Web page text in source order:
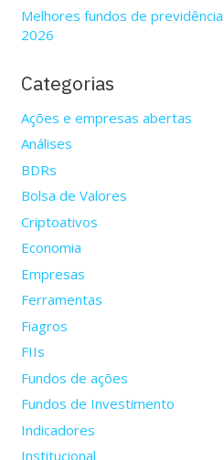
Melhores fundos de
2026
Categorias
Ações e empresas abertas
Análises
BDRs
Bolsa de Valores
Criptoativos
Economia
Empresas
Ferramentas
Fiagros
FIIs
Fundos de ações
Fundos de Investimento
Indicadores
Institucional